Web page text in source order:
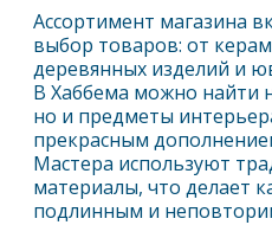
Ассортимент магазина
выбор товаров: от
деревянных изделий и
В Хаббема можно найти
но и предметы
прекрасным
Мастера используют
материалы, что делает
подлинным и